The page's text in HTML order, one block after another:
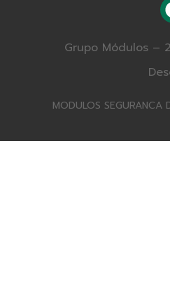
Grupo Módulos –
MODULOS